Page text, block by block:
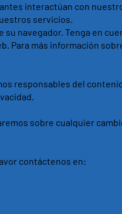
interactúan con
servicios.
navegador. Tenga en
Para más información
responsables del
sobre cualquier
contáctenos en: